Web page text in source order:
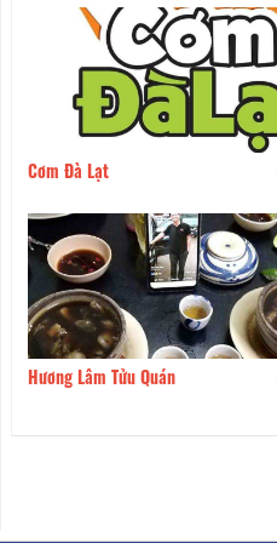
Cơm Đà Lạt
Hương Lâm Tửu Quán